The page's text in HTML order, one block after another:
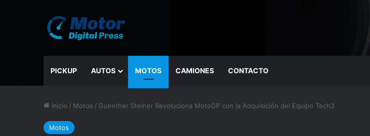
PICKUP AUTOS MOTOS CAMIONES CONTACTO
Inicio / Motos / Guenther Steiner Revoluciona MotoGP con la Adquisición del Equipo Tech3
Motos